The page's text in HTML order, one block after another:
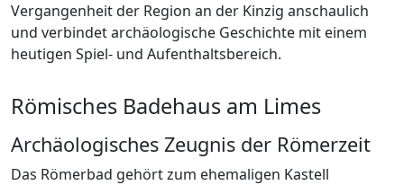
Vergangenheit der Region an der Kinzig anschaulich
und verbindet archäologische Geschichte mit einem
heutigen Spiel- und Aufenthaltsbereich.
Römisches Badehaus am Limes
Archäologisches Zeugnis der Römerzeit
Das Römerbad gehört zum ehemaligen Kastell